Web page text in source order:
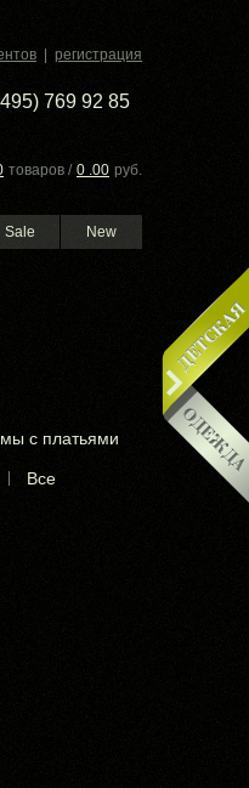
регистрация
769 92 85
товаров / 0 .00 руб.
Sale New
с платьями
Все